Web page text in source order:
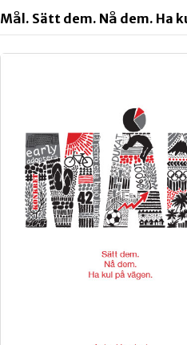
Mål. Sätt dem. Nå dem. Ha